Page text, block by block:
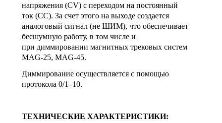
напряжения (CV) с переходом на постоянный
ток (CC). За счет этого на выходе создается
аналоговый сигнал (не ШИМ), что обеспечивает
бесшумную работу, в том числе и
при диммировании магнитных трековых систем
MAG-25, MAG-45.
Диммирование осуществляется с помощью
протокола 0/1–10.
ТЕХНИЧЕСКИЕ ХАРАКТЕРИСТИКИ: